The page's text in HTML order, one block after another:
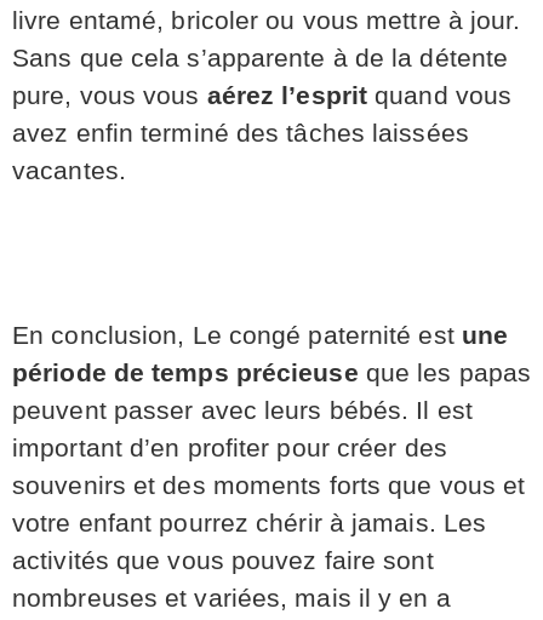
livre entamé, bricoler ou vous mettre à jour.
Sans que cela s’apparente à de la détente
pure, vous vous aérez l’esprit quand vous
avez enfin terminé des tâches laissées
vacantes.
En conclusion, Le congé paternité est une
période de temps précieuse que les papas
peuvent passer avec leurs bébés. Il est
important d’en profiter pour créer des
souvenirs et des moments forts que vous et
votre enfant pourrez chérir à jamais. Les
activités que vous pouvez faire sont
nombreuses et variées, mais il y en a